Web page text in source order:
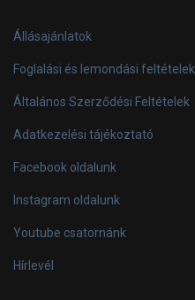
Állásajánlatok
Foglalási és lemondási feltételek
Általános Szerződési Feltételek
Adatkezelési tájékoztató
Facebook oldalunk
Instagram oldalunk
Youtube csatornánk
Hírlevél